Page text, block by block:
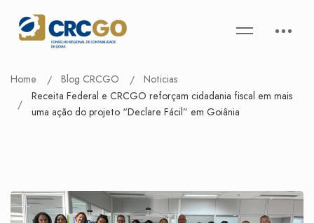
Home Blog CRCGO
Noticias
Receita Federal e CRCGO reforçam cidadania fiscal em mais
uma ação do projeto “Declare Fácil” em Goiânia